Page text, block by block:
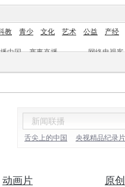
教 青少 文化 艺术 公益 产经
中国 赛事直播 网络电视
舌尖上的中国 央视精品纪录片
动画片 原创